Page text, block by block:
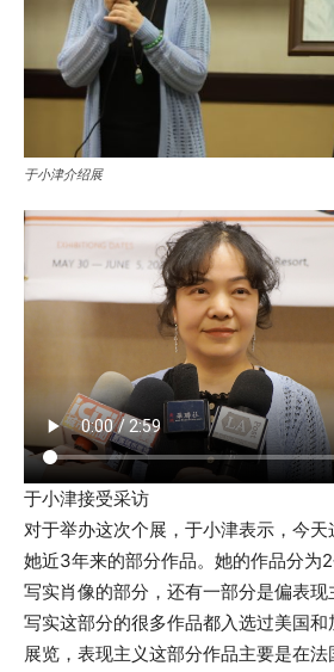
于小津介绍展
于小津接受采访
对于举办这次个展，于小津表示，今
她近3年来的部分作品。她的作品分为
写实肖像的部分，还有一部分是偏表
写实这部分的很多作品都入选过美国
展览，表现主义这部分作品主要是在